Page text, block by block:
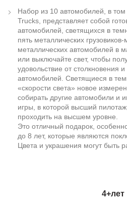
Набор из 10 автомобилей, в
Trucks, представляет собой
автомобилей, светящихся в
пять металлических
металлических автомобилей в
или выключайте свет, чтобы
удовольствие от столкновения
автомобилей. Светящиеся в
«скорости света» новое
собирать другие автомобили и
игры, в которой высший
проходить на высшем уровне.
Это отличный подарок,
до 8 лет, которые являются
Цвета и украшения могут быть
4+лет